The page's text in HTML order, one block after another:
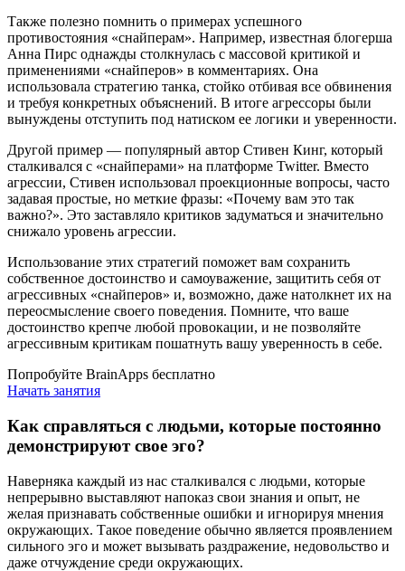
Также полезно помнить о примерах успешного
противостояния «снайперам». Например, известная блогерша
Анна Пирс однажды столкнулась с массовой критикой и
применениями «снайперов» в комментариях. Она
использовала стратегию танка, стойко отбивая все обвинения
и требуя конкретных объяснений. В итоге агрессоры были
вынуждены отступить под натиском ее логики и уверенности.
Другой пример — популярный автор Стивен Кинг, который
сталкивался с «снайперами» на платформе Twitter. Вместо
агрессии, Стивен использовал проекционные вопросы, часто
задавая простые, но меткие фразы: «Почему вам это так
важно?». Это заставляло критиков задуматься и значительно
снижало уровень агрессии.
Использование этих стратегий поможет вам сохранить
собственное достоинство и самоуважение, защитить себя от
агрессивных «снайперов» и, возможно, даже натолкнет их на
переосмысление своего поведения. Помните, что ваше
достоинство крепче любой провокации, и не позволяйте
агрессивным критикам пошатнуть вашу уверенность в себе.
Попробуйте BrainApps бесплатно
Начать занятия
Как справляться с людьми, которые постоянно
демонстрируют свое эго?
Наверняка каждый из нас сталкивался с людьми, которые
непрерывно выставляют напоказ свои знания и опыт, не
желая признавать собственные ошибки и игнорируя мнения
окружающих. Такое поведение обычно является проявлением
сильного эго и может вызывать раздражение, недовольство и
даже отчуждение среди окружающих.